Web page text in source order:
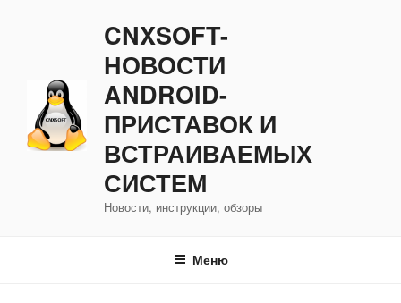
CNXSOFT-
НОВОСТИ
ANDROID-
ПРИСТАВОК И
ВСТРАИВАЕМЫХ
СИСТЕМ
Новости, инструкции, обзоры
Меню